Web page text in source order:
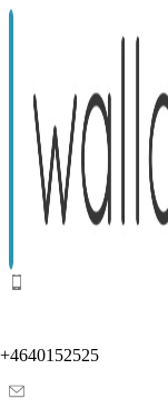
+4640152525